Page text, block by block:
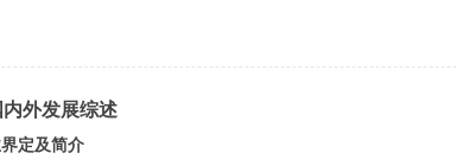
外发展综述
定及简介